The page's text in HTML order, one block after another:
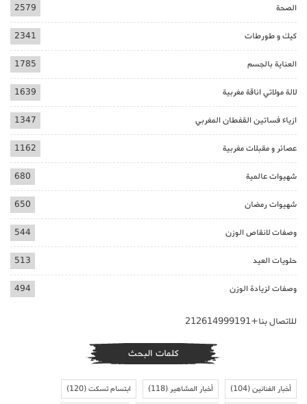
الصحة 2579
كيك و طورطات 2341
العناية بالجسم 1785
لالة مولاتي اناقة مغربية 1639
ازياء فساتين القفطان المغربي 1347
عصائر و مقبلات مغربية 1162
شهيوات عالمية 680
شهيوات رمضان 650
وصفات لانقاص الوزن 544
حلويات العيد 513
وصفات لزيادة الوزن 494
للاتصال بنا+212614999191
كلمات البحث
أخبار الفنانين(104) أخبار المشاهير (118) ابتسام تسكت(120)